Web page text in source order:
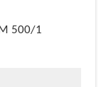
500/1